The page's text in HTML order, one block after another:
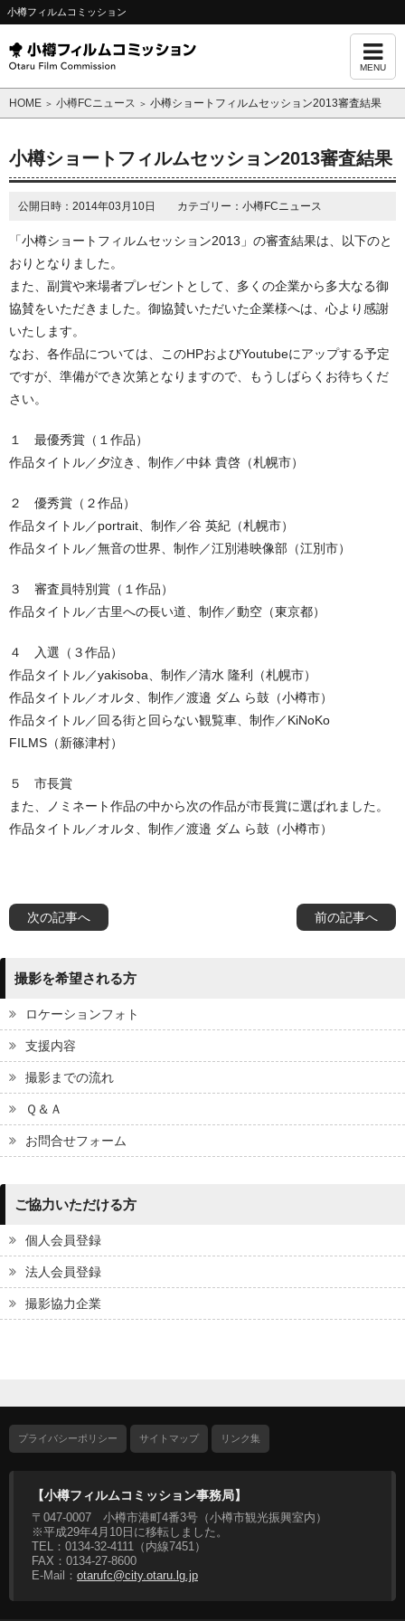
小樽フィルムコミッション
MENU
HOME ＞ 小樽FCニュース ＞ 小樽ショートフィルムセッション2013審査結果
小樽ショートフィルムセッション2013審査結果
公開日時：2014年03月10日 カテゴリー：小樽FCニュース
「小樽ショートフィルムセッション2013」の審査結果は、以下のと
おりとなりました。
また、副賞や来場者プレゼントとして、多くの企業から多大なる御
協賛をいただきました。御協賛いただいた企業様へは、心より感謝
いたします。
なお、各作品については、このHPおよびYoutubeにアップする予定
ですが、準備ができ次第となりますので、もうしばらくお待ちくだ
さい。
１ 最優秀賞（１作品）
作品タイトル／夕泣き 、制作／中鉢 貴啓 （札幌市）
２ 優秀賞（２作品）
作品タイトル／portrait 、制作／谷 英紀 （札幌市）
作品タイトル／無音の世界 、制作／江別港映像部 （江別市）
３ 審査員特別賞（１作品）
作品タイトル／古里への長い道 、制作／動空 （東京都）
４ 入選（３作品）
作品タイトル／yakisoba 、制作／清水 隆利
（札幌市）
作品タイトル／オルタ 、制作／渡邉 ダム ら鼓 （小樽市）
作品タイトル／回る街と回らない観覧車 、制作／KiNoKo
FILMS （新篠津村）
５ 市長賞
また、ノミネート作品の中から次の作品が市長賞に選ばれました。
作品タイトル／オルタ 、制作／渡邉 ダム ら鼓 （小樽市）
前の記事へ
次の記事へ
撮影を希望される方
ロケーションフォト
支援内容
撮影までの流れ
Ｑ＆Ａ
お問合せフォーム
ご協力いただける方
個人会員登録
法人会員登録
撮影協力企業
プライバシーポリシー サイトマップ リンク集
【小樽フィルムコミッション事務局】
〒047-0007 小樽市港町4番3号（小樽市観光振興室内）
※平成29年4月10日に移転しました。
TEL：0134-32-4111（内線7451）
FAX：0134-27-8600
E-Mail： otarufc@city.otaru.lg.jp